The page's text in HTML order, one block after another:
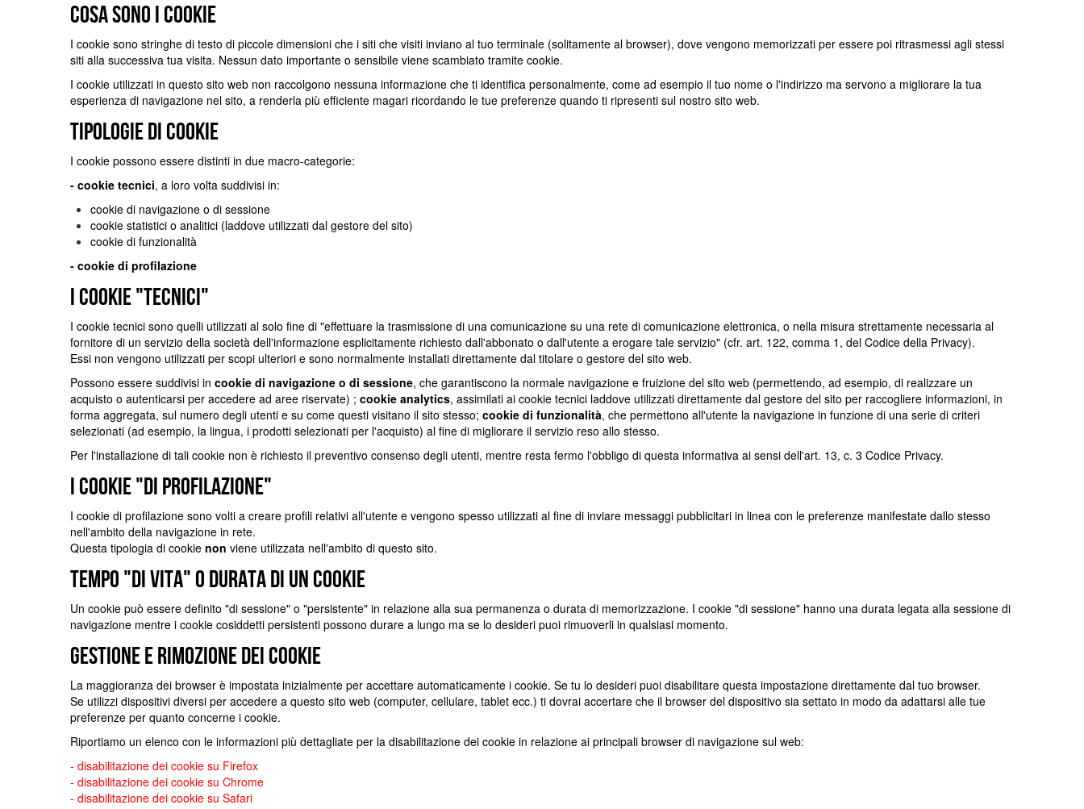
Cosa sono i cookie
I cookie sono stringhe di testo di piccole dimensioni che i siti che visiti inviano al tuo terminale (solitamente al browser), dove vengono memorizzati per essere poi ritrasmessi agli stessi
siti alla successiva tua visita. Nessun dato importante o sensibile viene scambiato tramite cookie.
I cookie utilizzati in questo sito web non raccolgono nessuna informazione che ti identifica personalmente, come ad esempio il tuo nome o l'indirizzo ma servono a migliorare la tua
esperienza di navigazione nel sito, a renderla più efficiente magari ricordando le tue preferenze quando ti ripresenti sul nostro sito web.
Tipologie di cookie
I cookie possono essere distinti in due macro-categorie:
- cookie tecnici, a loro volta suddivisi in:
cookie di navigazione o di sessione
cookie statistici o analitici (laddove utilizzati dal gestore del sito)
cookie di funzionalità
- cookie di profilazione
I cookie "tecnici"
I cookie tecnici sono quelli utilizzati al solo fine di "effettuare la trasmissione di una comunicazione su una rete di comunicazione elettronica, o nella misura strettamente necessaria al
fornitore di un servizio della società dell'informazione esplicitamente richiesto dall'abbonato o dall'utente a erogare tale servizio" (cfr. art. 122, comma 1, del Codice della Privacy).
Essi non vengono utilizzati per scopi ulteriori e sono normalmente installati direttamente dal titolare o gestore del sito web.
Possono essere suddivisi in cookie di navigazione o di sessione, che garantiscono la normale navigazione e fruizione del sito web (permettendo, ad esempio, di realizzare un
acquisto o autenticarsi per accedere ad aree riservate) ; cookie analytics, assimilati ai cookie tecnici laddove utilizzati direttamente dal gestore del sito per raccogliere informazioni, in
forma aggregata, sul numero degli utenti e su come questi visitano il sito stesso; cookie di funzionalità, che permettono all'utente la navigazione in funzione di una serie di criteri
selezionati (ad esempio, la lingua, i prodotti selezionati per l'acquisto) al fine di migliorare il servizio reso allo stesso.
Per l'installazione di tali cookie non è richiesto il preventivo consenso degli utenti, mentre resta fermo l'obbligo di questa informativa ai sensi dell'art. 13, c. 3 Codice Privacy.
I cookie "di profilazione"
I cookie di profilazione sono volti a creare profili relativi all'utente e vengono spesso utilizzati al fine di inviare messaggi pubblicitari in linea con le preferenze manifestate dallo stesso
nell'ambito della navigazione in rete.
Questa tipologia di cookie non viene utilizzata nell'ambito di questo sito.
Tempo "di vita" o durata di un cookie
Un cookie può essere definito "di sessione" o "persistente" in relazione alla sua permanenza o durata di memorizzazione. I cookie "di sessione" hanno una durata legata alla sessione di
navigazione mentre i cookie cosiddetti persistenti possono durare a lungo ma se lo desideri puoi rimuoverli in qualsiasi momento.
Gestione e rimozione dei cookie
La maggioranza dei browser è impostata inizialmente per accettare automaticamente i cookie. Se tu lo desideri puoi disabilitare questa impostazione direttamente dal tuo browser.
Se utilizzi dispositivi diversi per accedere a questo sito web (computer, cellulare, tablet ecc.) ti dovrai accertare che il browser del dispositivo sia settato in modo da adattarsi alle tue
preferenze per quanto concerne i cookie.
Riportiamo un elenco con le informazioni più dettagliate per la disabilitazione dei cookie in relazione ai principali browser di navigazione sul web:
- disabilitazione dei cookie su Firefox
- disabilitazione dei cookie su Chrome
- disabilitazione dei cookie su Safari